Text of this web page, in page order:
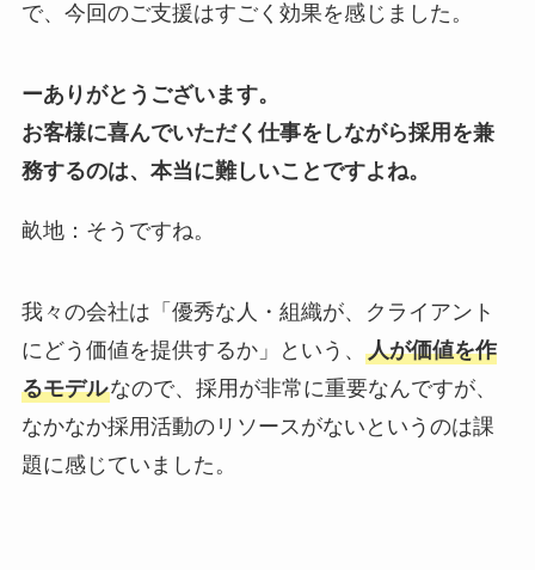
で、今回のご支援はすごく効果を感じました。
ーありがとうございます。
お客様に喜んでいただく仕事をしながら採用を兼
務するのは、本当に難しいことですよね。
畝地：そうですね。
我々の会社は「優秀な人・組織が、クライアント
にどう価値を提供するか」という、 人が価値を作
るモデルなので、採用が非常に重要なんですが、
なかなか採用活動のリソースがないというのは課
題に感じていました。